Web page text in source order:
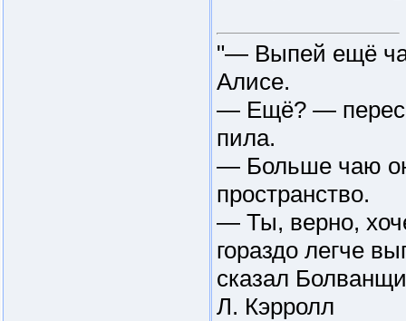
"— Выпей ещё
Алисе.
— Ещё? —
пила.
— Больше чаю
пространство.
— Ты, верно,
гораздо легче
сказал
Л. Кэрролл